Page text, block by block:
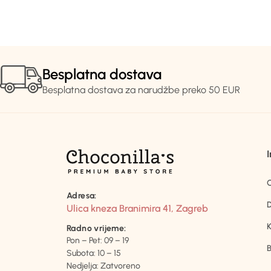
Besplatna dostava
Besplatna dostava za narudžbe preko 50 EUR
Adresa:
Ulica kneza Branimira 41, Zagreb
Radno vrijeme:
Pon – Pet: 09 – 19
Subota: 10 – 15
Nedjelja: Zatvoreno